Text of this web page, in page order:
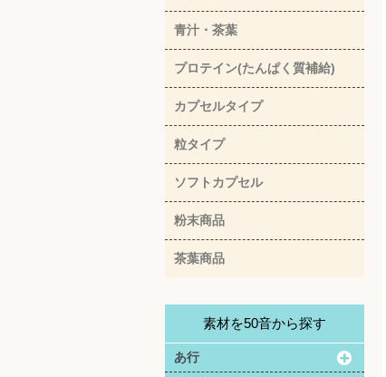
青汁・茶葉
プロテイン(たんぱく質補給)
カプセルタイプ
粒タイプ
ソフトカプセル
粉末商品
茶葉商品
素材を50音から探す
あ行